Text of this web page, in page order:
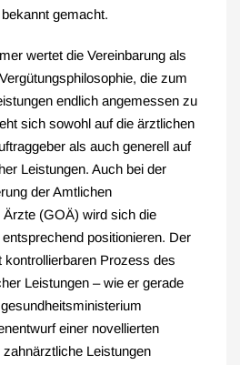
gemacht.
wertet die Vereinbarung als
die zum
endlich angemessen zu
sich sowohl auf die ärztlichen
als auch generell auf
Leistungen. Auch bei der
der Amtlichen
(GOÄ) wird sich die
positionieren. Der
kontrollierbaren Prozess des
Leistungen – wie er gerade
einer novellierten
Leistungen